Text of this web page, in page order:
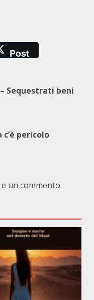
Post
Sequestrati beni
pericolo
un commento.